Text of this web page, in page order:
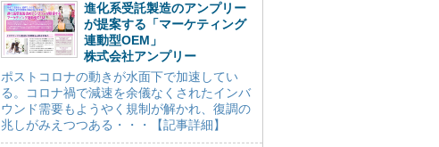
進化系受託製造のアンプリー
が提案する「マーケティング
連動型OEM」
株式会社アンプリー
ポストコロナの動きが水面下で加速してい
る。コロナ禍で減速を余儀なくされたインバ
ウンド需要もようやく規制が解かれ、復調の
兆しがみえつつある・・・【記事詳細】